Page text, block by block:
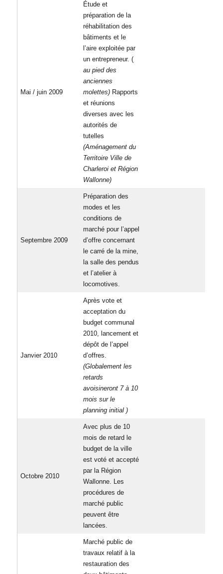
Mai / juin 2009
Étude et
préparation de la
réhabilitation des
bâtiments et le
l’aire exploitée par
un entrepreneur. (
au pied des
anciennes
molettes) Rapports
et réunions
diverses avec les
autorités de
tutelles
(Aménagement du
Territoire Ville de
Charleroi et Région
Wallonne)
Septembre 2009
Préparation des
modes et les
conditions de
marché pour l’appel
d’offre concernant
le carré de la mine,
la salle des pendus
et l’atelier à
locomotives.
Janvier 2010
Après vote et
acceptation du
budget communal
2010, lancement et
dépôt de l’appel
d’offres.
(Globalement les
retards
avoisineront 7 à 10
mois sur le
planning initial )
Octobre 2010
Avec plus de 10
mois de retard le
budget de la ville
est voté et accepté
par la Région
Wallonne. Les
procédures de
marché public
peuvent être
lancées.
Marché public de
travaux relatif à la
restauration des